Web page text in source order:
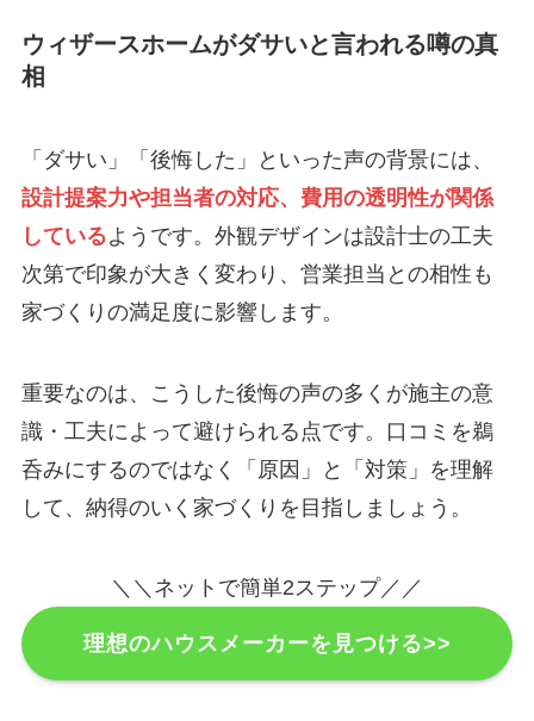
ウィザースホームがダサいと言われる噂の真
相
「ダサい」「後悔した」といった声の背景には、
設計提案力や担当者の対応、費用の透明性が関係
しているようです。外観デザインは設計士の工夫
次第で印象が大きく変わり、営業担当との相性も
家づくりの満足度に影響します。
重要なのは、こうした後悔の声の多くが施主の意
識・工夫によって避けられる点です。口コミを鵜
呑みにするのではなく「原因」と「対策」を理解
して、納得のいく家づくりを目指しましょう。
＼＼ネットで簡単2ステップ／／
理想のハウスメーカーを見つける>>